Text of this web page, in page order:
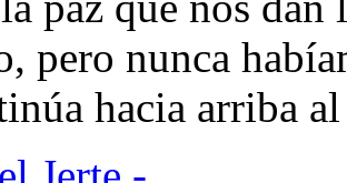
pero nunca
hacia arriba